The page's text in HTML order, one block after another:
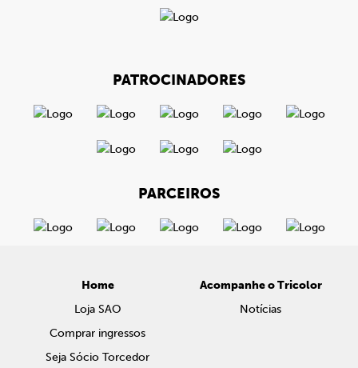
PATROCINADORES
PARCEIROS
Home
Loja SAO
Comprar ingressos
Seja Sócio Torcedor
Acompanhe o Tricolor
Notícias